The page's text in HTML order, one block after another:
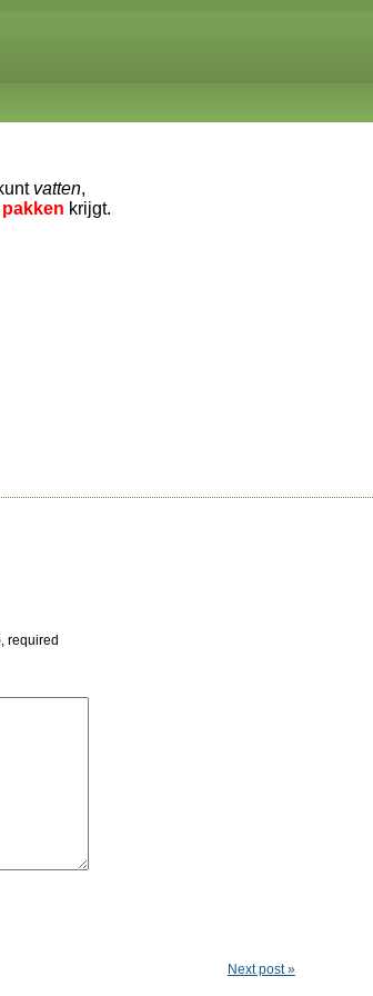
vatten,
pakken krijgt.
required
Next post »